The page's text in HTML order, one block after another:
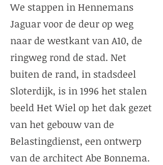
We stappen in Hennemans
Jaguar voor de deur op weg
naar de westkant van A10, de
ringweg rond de stad. Net
buiten de rand, in stadsdeel
Sloterdijk, is in 1996 het stalen
beeld Het Wiel op het dak gezet
van het gebouw van de
Belastingdienst, een ontwerp
van de architect Abe Bonnema.